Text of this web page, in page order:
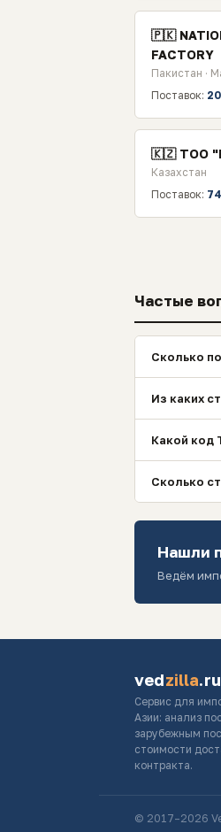
🇵🇰
FACTORY
Пакистан ·
Поставок:
🇰🇿 TOO
Казахстан
Поставок: 74
Частые
Сколько
Из каких
Какой код
Сколько
Нашли
Ведём
vedzilla.ru
Сервис для
Азии: анализ
зарубежным
стоимости
контракта.
© 2017–2026